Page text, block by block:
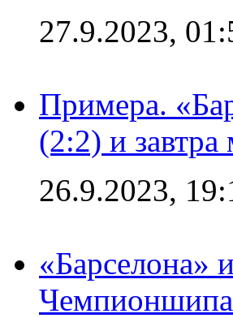
27.9.2023,
Примера.
(2:2) и завтра
26.9.2023,
«Барселона»
Чемпионшипа